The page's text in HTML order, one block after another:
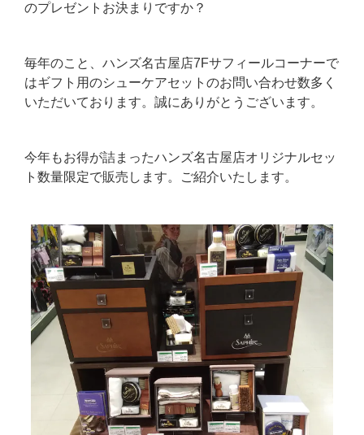
のプレゼントお決まりですか？
毎年のこと、ハンズ名古屋店7Fサフィールコーナーで
はギフト用のシューケアセットのお問い合わせ数多く
いただいております。誠にありがとうございます。
今年もお得が詰まったハンズ名古屋店オリジナルセッ
ト数量限定で販売します。ご紹介いたします。